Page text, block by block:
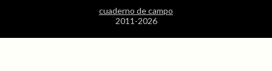
cuaderno de campo
2011-2026